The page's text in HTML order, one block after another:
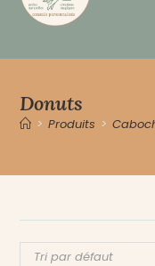
Donuts
> Produits >
Tri par défaut